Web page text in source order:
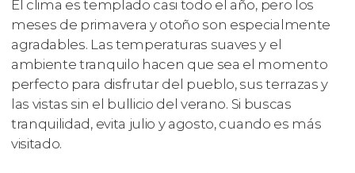
El clima es templado casi todo el año, pero los
meses de primavera y otoño son especialmente
agradables. Las temperaturas suaves y el
ambiente tranquilo hacen que sea el momento
perfecto para disfrutar del pueblo, sus terrazas y
las vistas sin el bullicio del verano. Si buscas
tranquilidad, evita julio y agosto, cuando es más
visitado.